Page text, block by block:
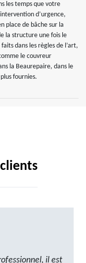
les temps que votre
d’urgence,
place de bâche sur la
la structure une fois le
dans les règles de l’art,
le couvreur
la Beaurepaire, dans le
fournies.
il est